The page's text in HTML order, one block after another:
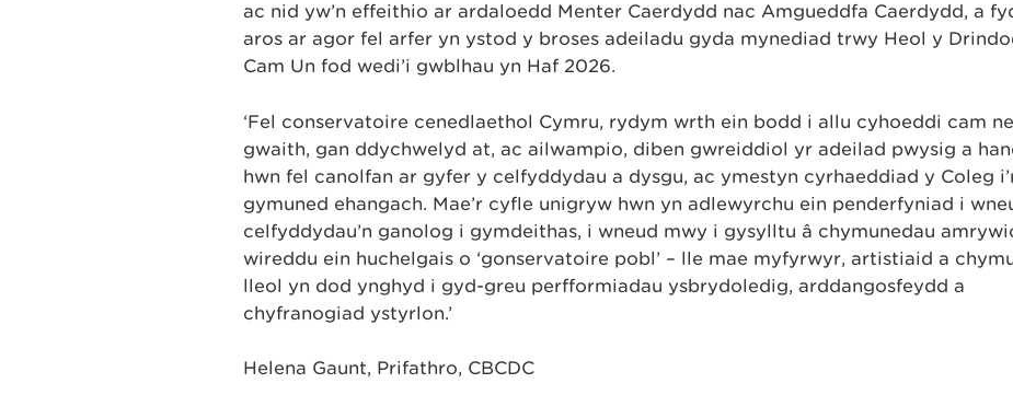
ac nid yw’n effeithio ar ardaloedd Menter Caerdydd nac Amgueddfa Caerdydd, a
aros ar agor fel arfer yn ystod y broses adeiladu gyda mynediad trwy Heol y
Cam Un fod wedi’i gwblhau yn Haf 2026.
‘Fel conservatoire cenedlaethol Cymru, rydym wrth ein bodd i allu cyhoeddi cam
gwaith, gan ddychwelyd at, ac ailwampio, diben gwreiddiol yr adeilad pwysig a
hwn fel canolfan ar gyfer y celfyddydau a dysgu, ac ymestyn cyrhaeddiad y Coleg
gymuned ehangach. Mae’r cyfle unigryw hwn yn adlewyrchu ein penderfyniad i
celfyddydau’n ganolog i gymdeithas, i wneud mwy i gysylltu â chymunedau
wireddu ein huchelgais o ‘gonservatoire pobl’ – lle mae myfyrwyr, artistiaid a
lleol yn dod ynghyd i gyd-greu perfformiadau ysbrydoledig, arddangosfeydd a
chyfranogiad ystyrlon.’
Helena Gaunt, Prifathro, CBCDC